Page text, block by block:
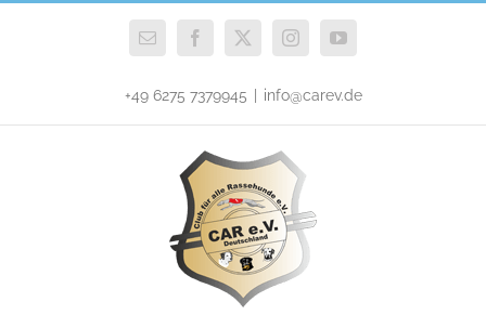
E-
Facebook
X InstagramYouTube
+49 6275 7379945 info@carev.de